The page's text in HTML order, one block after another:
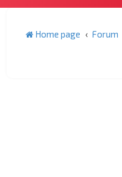
Home page Forum